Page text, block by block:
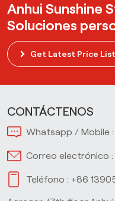
Anhui Sunshine
Soluciones
Get Latest Price List
CONTÁCTENOS
Whatsapp / Mobile :
Correo electrónico :
Teléfono : +86